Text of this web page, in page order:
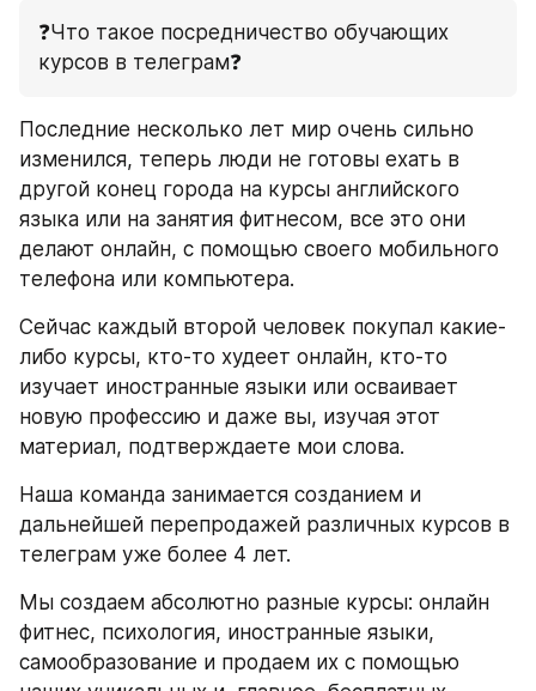
❓Что такое посредничество обучающих
курсов в телеграм❓
Последние несколько лет мир очень сильно
изменился, теперь люди не готовы ехать в
другой конец города на курсы английского
языка или на занятия фитнесом, все это они
делают онлайн, с помощью своего мобильного
телефона или компьютера.
Сейчас каждый второй человек покупал какие-
либо курсы, кто-то худеет онлайн, кто-то
изучает иностранные языки или осваивает
новую профессию и даже вы, изучая этот
материал, подтверждаете мои слова.
Наша команда занимается созданием и
дальнейшей перепродажей различных курсов в
телеграм уже более 4 лет.
Мы создаем абсолютно разные курсы: онлайн
фитнес, психология, иностранные языки,
самообразование и продаем их с помощью